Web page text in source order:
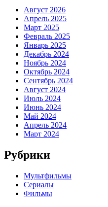
Август 2026
Апрель 2025
Март 2025
Февраль 2025
Январь 2025
Декабрь 2024
Ноябрь 2024
Октябрь 2024
Сентябрь 2024
Август 2024
Июль 2024
Июнь 2024
Май 2024
Апрель 2024
Март 2024
Рубрики
Мультфильмы
Сериалы
Фильмы